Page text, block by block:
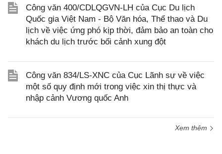
Công văn 400/CDLQGVN-LH của Cục Du lịch
Quốc gia Việt Nam - Bộ Văn hóa, Thể thao và Du
lịch về việc ứng phó kịp thời, đảm bảo an toàn cho
khách du lịch trước bối cảnh xung đột
Công văn 834/LS-XNC của Cục Lãnh sự về việc
một số quy định mới trong việc xin thị thực và
nhập cảnh Vương quốc Anh
Xem thêm